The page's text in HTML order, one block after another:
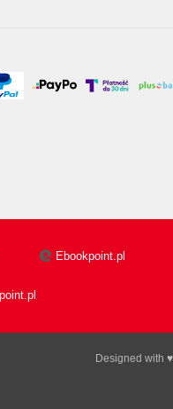
Ebookpoint.pl
Designed with